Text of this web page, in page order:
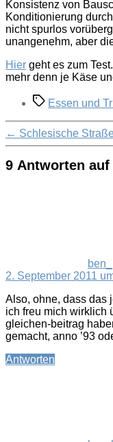
Konsistenz von
Konditionierung
nicht spurlos
unangenehm, aber
Hier geht es zum
mehr denn je Käse
Schlagwörter
Essen und
← Schlesische
9 Antworten
ben_
2. September 2011
Also, ohne, dass
ich freu mich
gleichen-beitrag
gemacht, anno ’93
Antworten